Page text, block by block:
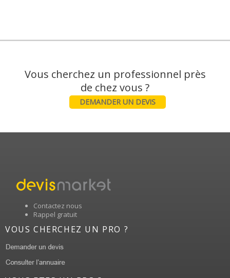
Vous cherchez un professionnel près
DEMANDER UN DEVIS
Contactez nous
Rappel gratuit
VOUS CHERCHEZ UN PRO ?